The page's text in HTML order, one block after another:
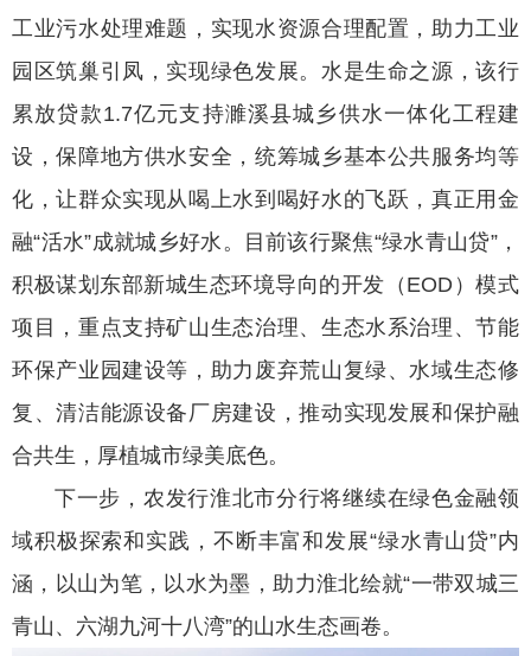
工业污水处理难题，实现水资源合理配置，助力工业
园区筑巢引凤，实现绿色发展。水是生命之源，该行
累放贷款1.7亿元支持濉溪县城乡供水一体化工程建
设，保障地方供水安全，统筹城乡基本公共服务均等
化，让群众实现从喝上水到喝好水的飞跃，真正用金
融“活水”成就城乡好水。目前该行聚焦“绿水青山贷”，
积极谋划东部新城生态环境导向的开发（EOD）模式
项目，重点支持矿山生态治理、生态水系治理、节能
环保产业园建设等，助力废弃荒山复绿、水域生态修
复、清洁能源设备厂房建设，推动实现发展和保护融
合共生，厚植城市绿美底色。
下一步，农发行淮北市分行将继续在绿色金融领
域积极探索和实践，不断丰富和发展“绿水青山贷”内
涵，以山为笔，以水为墨，助力淮北绘就“一带双城三
青山、六湖九河十八湾”的山水生态画卷。